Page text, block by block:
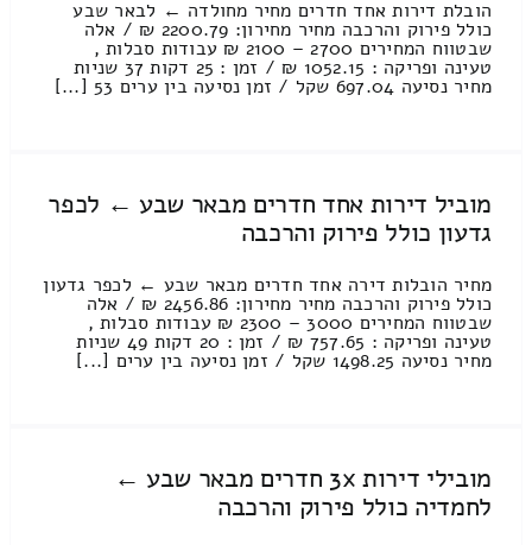
הובלת דירות אחד חדרים מחיר מחולדה ← לבאר שבע
כולל פירוק והרכבה מחיר מחירון: 2200.79 ₪ / אלה
שבטווח המחירים 2700 – 2100 ₪ עבודות סבלות ,
טעינה ופריקה : 1052.15 ₪ / זמן : 25 דקות 37 שניות
מחיר נסיעה 697.04 שקל / זמן נסיעה בין ערים 53 [...]
מוביל דירות אחד חדרים מבאר שבע ← לכפר
גדעון כולל פירוק והרכבה
מחיר הובלות דירה אחד חדרים מבאר שבע ← לכפר גדעון
כולל פירוק והרכבה מחיר מחירון: 2456.86 ₪ / אלה
שבטווח המחירים 3000 – 2300 ₪ עבודות סבלות ,
טעינה ופריקה : 757.65 ₪ / זמן : 20 דקות 49 שניות
מחיר נסיעה 1498.25 שקל / זמן נסיעה בין ערים [...]
מובילי דירות 3x חדרים מבאר שבע ←
לחמדיה כולל פירוק והרכבה